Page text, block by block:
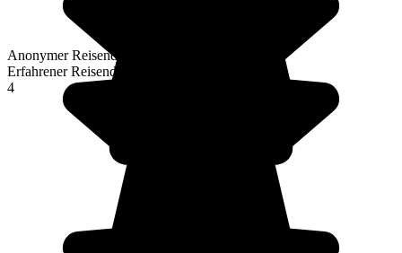
Anonymer Reisender
Erfahrener Reisender
4